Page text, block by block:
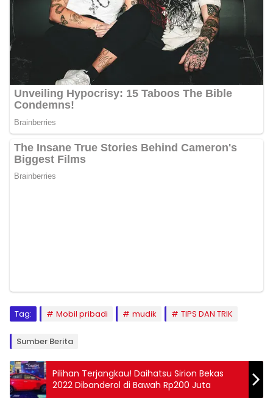
Tag: Mobil pribadi mudik TIPS DAN TRIK
Sumber Berita
Pilihan Terjangkau! Daihatsu Sirion Bekas
2022 Dibanderol di Bawah Rp200 Juta